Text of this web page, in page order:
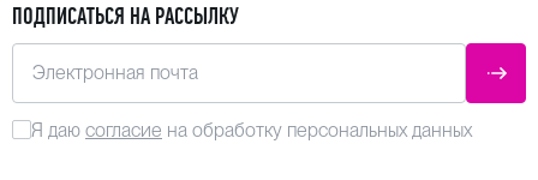
ПОДПИСАТЬСЯ НА РАССЫЛКУ
Электронная почта
Я даю согласие на обработку персональных данных